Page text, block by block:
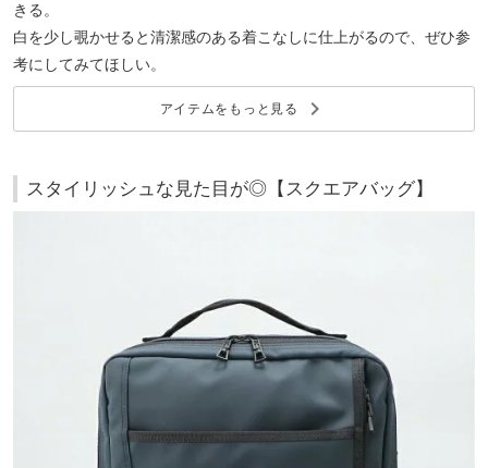
きる。
白を少し覗かせると清潔感のある着こなしに仕上がるので、ぜひ参
考にしてみてほしい。
アイテムをもっと見る keyboard_arrow_right
スタイリッシュな見た目が◎【スクエアバッグ】